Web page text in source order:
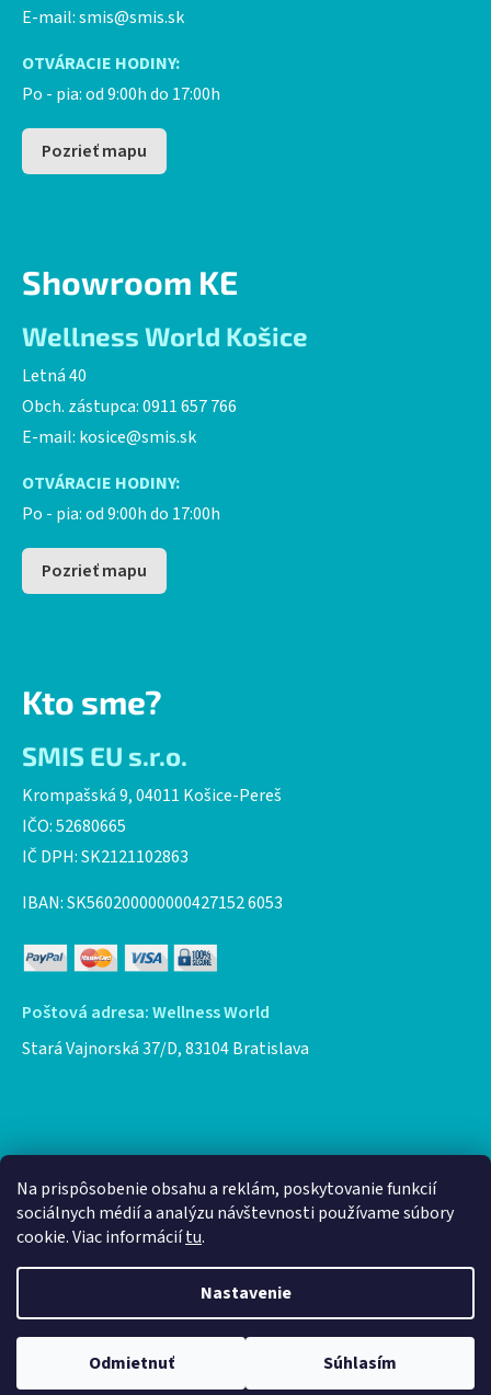
Na prispôsobenie obsahu a reklám, poskytovanie funkcií
sociálnych médií a analýzu návštevnosti používame súbory
cookie. Viac informáciítu.
Nastavenie
Odmietnuť Súhlasím
E-mail:smis@smis.sk
OTVÁRACIE HODINY:
Po - pia: od 9:00h do 17:00h
Pozrieť mapu
Showroom KE
Wellness World Košice
Letná 40
Obch. zástupca: 0911 657 766
E-mail: kosice@smis.sk
OTVÁRACIE HODINY:
Po - pia: od 9:00h do 17:00h
Pozrieť mapu
Kto sme?
SMIS EU s.r.o.
Krompašská 9, 04011 Košice-Pereš
IČO: 52680665
IČ DPH: SK2121102863
IBAN: SK560200000000427152 6053
Poštová adresa: Wellness World
Stará Vajnorská 37/D, 83104 Bratislava
Vytvoril Shoptet
Copyright 2026Wellness World eshop. Všetky práva